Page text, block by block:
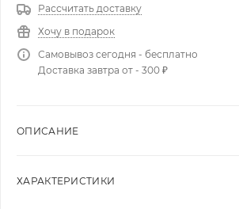
Рассчитать доставку
Хочу в подарок
Самовывоз сегодня - бесплатно
Доставка завтра от - 300 ₽
ОПИСАНИЕ
ХАРАКТЕРИСТИКИ